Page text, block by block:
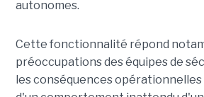
autonomes.
Cette fonctionnalité répond
préoccupations des équipes de
les conséquences